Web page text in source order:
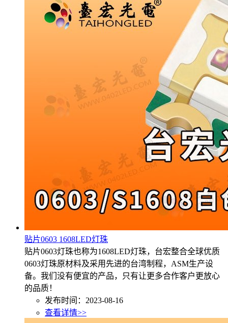
贴片0603 1608LED灯珠
贴片0603灯珠也称为1608LED灯珠，台宏整合全球优质
0603灯珠原材料及采用先进的台湾制程，ASM生产设
备。我们没有便宜的产品，只有让更多合作客户更放心
的品质！
发布时间：2023-08-16
查看详情>>